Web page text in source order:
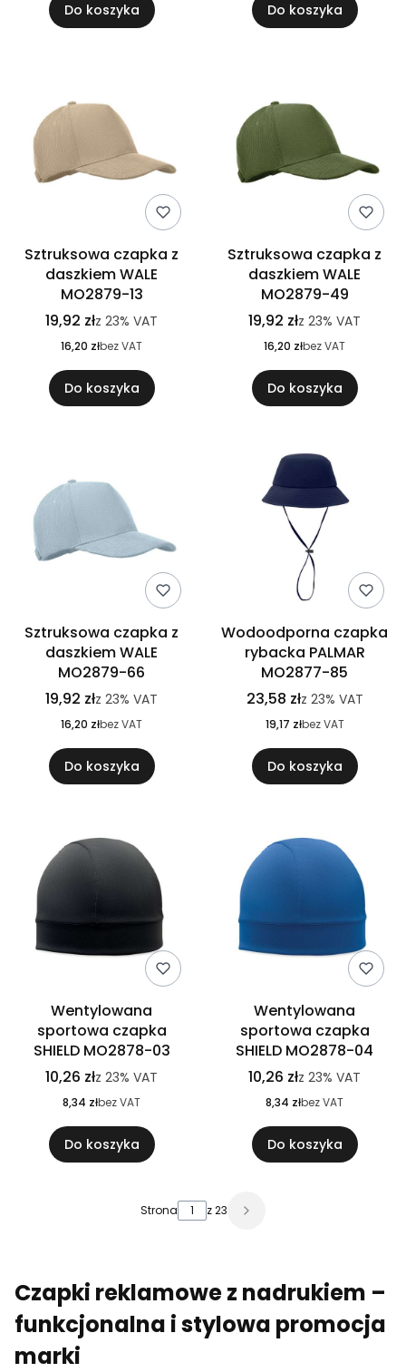
Do koszyka Do koszyka
Sztruksowa czapka z
daszkiem WALE
MO2879-13
19,92 złz 23% VAT
16,20 złbez VAT
Do koszyka
Sztruksowa czapka z
daszkiem WALE
MO2879-49
19,92 złz 23% VAT
16,20 złbez VAT
Do koszyka
Sztruksowa czapka z
daszkiem WALE
MO2879-66
19,92 złz 23% VAT
16,20 złbez VAT
Do koszyka
Wodoodporna czapka
rybacka PALMAR
MO2877-85
23,58 złz 23% VAT
19,17 złbez VAT
Do koszyka
Wentylowana
sportowa czapka
SHIELD MO2878-03
10,26 złz 23% VAT
8,34 złbez VAT
Do koszyka
Wentylowana
sportowa czapka
SHIELD MO2878-04
10,26 złz 23% VAT
8,34 złbez VAT
Do koszyka
Strona z 23
Czapki reklamowe z nadrukiem –
funkcjonalna i stylowa promocja
marki